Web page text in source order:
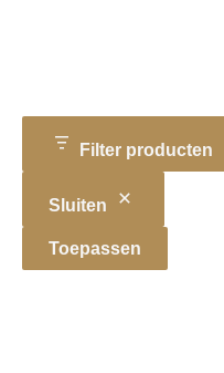
Filter producten
Sluiten
Toepassen